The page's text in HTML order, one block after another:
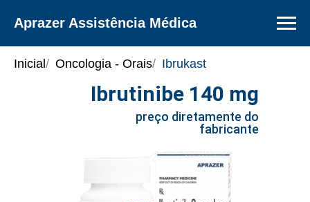
Aprazer Assistência Médica
Inicial / Oncologia - Orais/ Ibrukast
Ibrutinibe 140 mg
preço
preço diretamente do
fabricante